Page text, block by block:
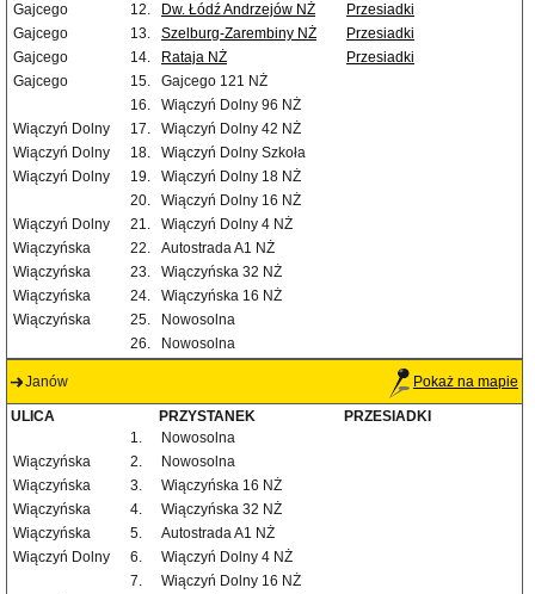
Gajcego
12. Dw. Łódź Andrzejów NŻ
Przesiadki
Gajcego
13. Szelburg-Zarembiny NŻ
Przesiadki
Gajcego
14. Rataja NŻ
Przesiadki
Gajcego
15.
Gajcego 121 NŻ
16.
Wiączyń Dolny 96 NŻ
Wiączyń Dolny
17.
Wiączyń Dolny 42 NŻ
Wiączyń Dolny
18.
Wiączyń Dolny Szkoła
Wiączyń Dolny
19.
Wiączyń Dolny 18 NŻ
20.
Wiączyń Dolny 16 NŻ
Wiączyń Dolny
21.
Wiączyń Dolny 4 NŻ
Wiączyńska
22.
Autostrada A1 NŻ
Wiączyńska
23.
Wiączyńska 32 NŻ
Wiączyńska
24.
Wiączyńska 16 NŻ
Wiączyńska
25.
Nowosolna
26.
Nowosolna
Janów Pokaż na mapie
ULICA PRZYSTANEK
PRZESIADKI
1.
Nowosolna
Wiączyńska
2.
Nowosolna
Wiączyńska
3.
Wiączyńska 16 NŻ
Wiączyńska
4.
Wiączyńska 32 NŻ
Wiączyńska
5.
Autostrada A1 NŻ
Wiączyń Dolny
6.
Wiączyń Dolny 4 NŻ
7.
Wiączyń Dolny 16 NŻ